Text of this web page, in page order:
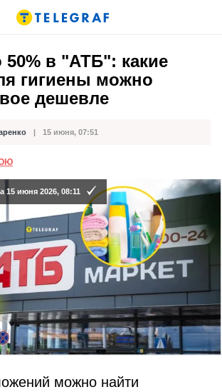
50% в "АТБ": какие
гигиены можно
дешевле
15 июня, 07:51
15 июня 2026, 08:11
можно найти